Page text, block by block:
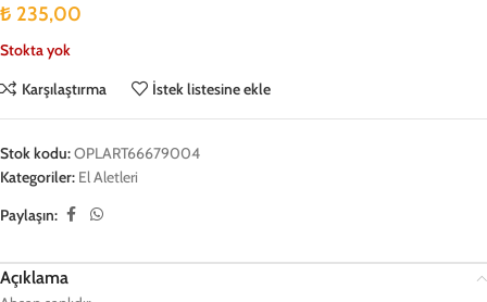
₺ 235,00
Stokta yok
Karşılaştırma
İstek listesine ekle
Stok kodu:OPLART66679004
Kategoriler: El Aletleri
Paylaşın:
Açıklama